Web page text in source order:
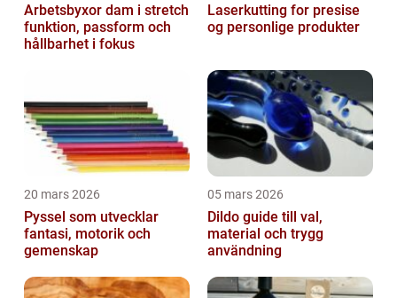
Arbetsbyxor dam i stretch
funktion, passform och
hållbarhet i fokus
Laserkutting for presise
og personlige produkter
20 mars 2026
Pyssel som utvecklar
fantasi, motorik och
gemenskap
05 mars 2026
Dildo guide till val,
material och trygg
användning